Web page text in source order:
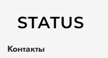
Контакты